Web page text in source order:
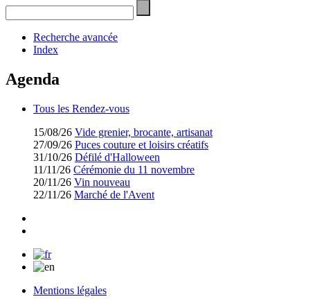
Recherche avancée
Index
Agenda
Tous les Rendez-vous
15/08/26 Vide grenier, brocante, artisanat
27/09/26 Puces couture et loisirs créatifs
31/10/26 Défilé d'Halloween
11/11/26 Cérémonie du 11 novembre
20/11/26 Vin nouveau
22/11/26 Marché de l'Avent
Mentions légales